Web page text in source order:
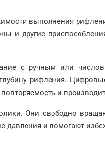
выполнения
и другие
с ручным или
рифления.
и
Они свободно
давления и помогают